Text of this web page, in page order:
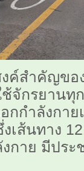
คัญของก
ช้จักรยาน
กกำลังกา
เส้นทาง
กาย มีปร